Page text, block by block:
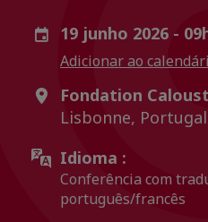
19 junho 2026 -
Adicionar ao
Fondation
Lisbonne, Portugal
Idioma :
Conferência com
português/francês